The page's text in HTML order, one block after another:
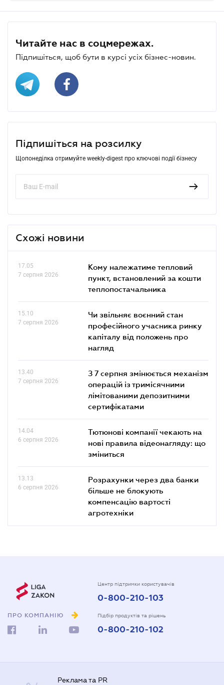
Читайте нас в соцмережах.
Підпишіться, щоб бути в курсі усіх бізнес-новин.
Підпишіться на розсилку
Щопонеділка отримуйте weekly-digest про ключові події бізнесу
Схожі новини
17.05
7 серпня 2026
Кому належатиме тепловий
пункт, встановлений за кошти
теплопостачальника
15.10
7 серпня 2026
Чи звільняє воєнний стан
професійного учасника ринку
капіталу від положень про
нагляд
13.40
7 серпня 2026
З 7 серпня змінюється механізм
операцій із тримісячними
лімітованими депозитними
сертифікатами
14.04
6 серпня 2026
Тютюнові компанії чекають на
нові правила відеонагляду: що
зміниться
13.13
6 серпня 2026
Розрахунки через два банки
більше не блокують
компенсацію вартості
агротехніки
ПРО КОМПАНІЮ
Центр підтримки користувачів
0-800-210-103
Підбір продуктів та рішень
0-800-210-102
Реклама та PR